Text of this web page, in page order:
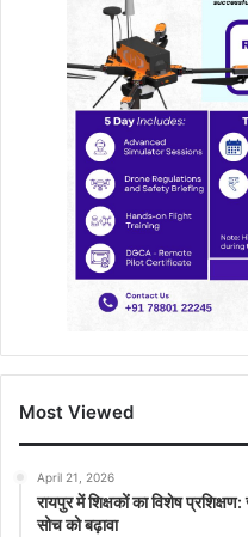
Most Viewed
April 21, 2026
रायपुर में शिक्षकों का विशेष
सोच को बढ़ावा